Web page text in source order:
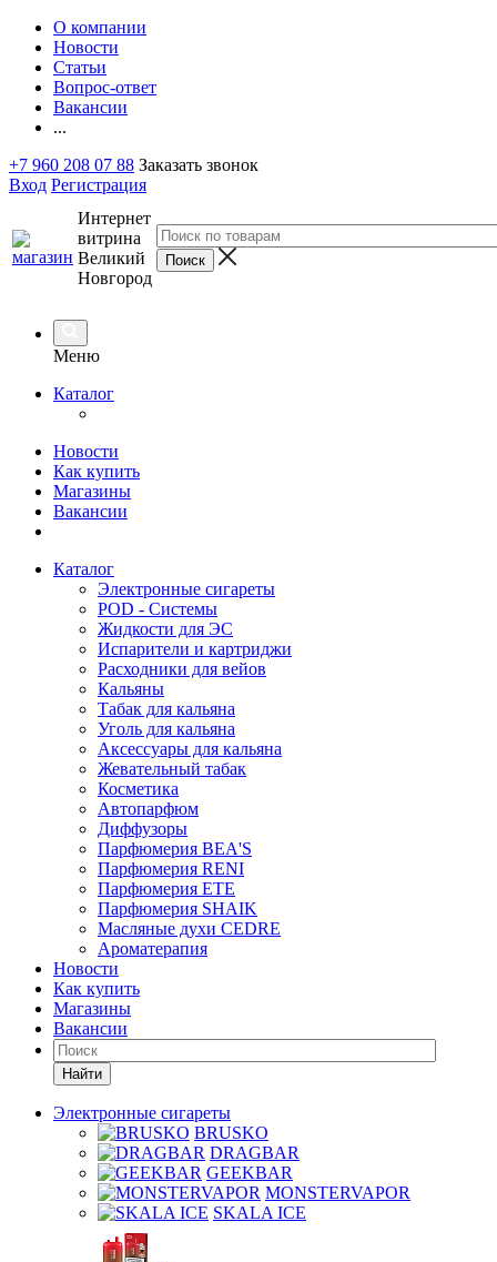
О компании
Новости
Статьи
Вопрос-ответ
Вакансии
...
+7 960 208 07 88 Заказать звонок
Вход Регистрация
Интернет
витрина
Великий
Новгород
Меню
Каталог
Новости
Как купить
Магазины
Вакансии
Каталог
Электронные сигареты
POD - Системы
Жидкости для ЭС
Испарители и картриджи
Расходники для вейов
Кальяны
Табак для кальяна
Уголь для кальяна
Аксессуары для кальяна
Жевательный табак
Косметика
Автопарфюм
Диффузоры
Парфюмерия BEA'S
Парфюмерия RENI
Парфюмерия ETE
Парфюмерия SHAIK
Масляные духи CEDRE
Ароматерапия
Новости
Как купить
Магазины
Вакансии
Найти
Электронные сигареты
BRUSKO
DRAGBAR
GEEKBAR
MONSTERVAPOR
SKALA ICE